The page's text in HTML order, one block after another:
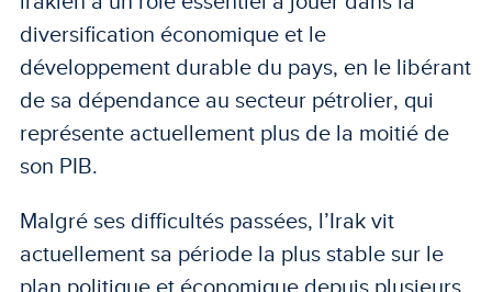
diversification économique et le
développement durable du pays, en le libérant
de sa dépendance au secteur pétrolier, qui
représente actuellement plus de la moitié de
son PIB.
Malgré ses difficultés passées, l’Irak vit
actuellement sa période la plus stable sur le
plan politique et économique depuis plusieurs